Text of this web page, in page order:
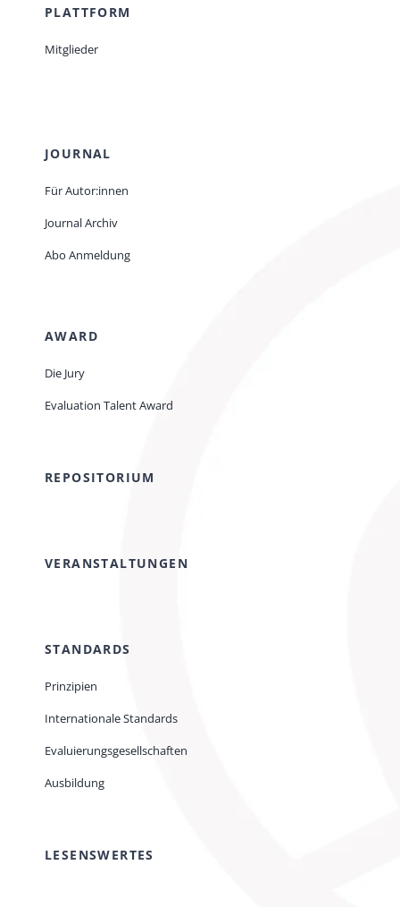
PLATTFORM
Mitglieder
JOURNAL
Für Autor:innen
Journal Archiv
Abo Anmeldung
AWARD
Die Jury
Evaluation Talent Award
REPOSITORIUM
VERANSTALTUNGEN
STANDARDS
Prinzipien
Internationale Standards
Evaluierungsgesellschaften
Ausbildung
LESENSWERTES